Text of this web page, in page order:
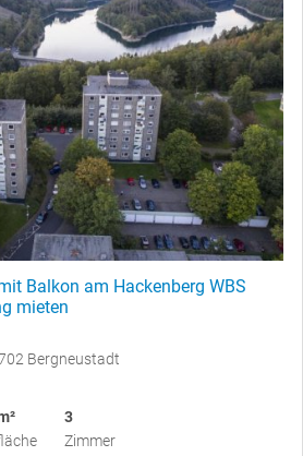
Balkon am Hackenberg WBS
mieten
Bergneustadt
3
Zimmer